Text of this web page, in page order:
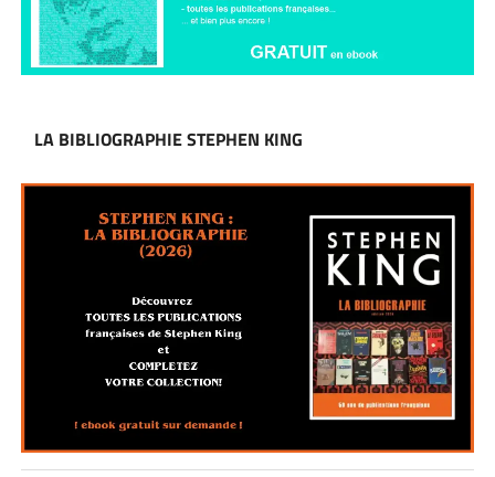
LA BIBLIOGRAPHIE STEPHEN KING